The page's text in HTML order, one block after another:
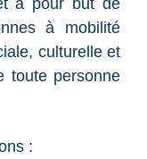
a pour but de
à mobilité
culturelle et
toute personne
: